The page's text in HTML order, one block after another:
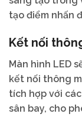
tạo điểm nhấn
Kết nối
Màn hình LED
kết nối thông
tích hợp với
sân bay, cho